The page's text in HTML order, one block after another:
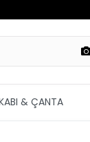
& ÇANTA